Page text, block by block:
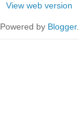
View web version
Powered by Blogger.